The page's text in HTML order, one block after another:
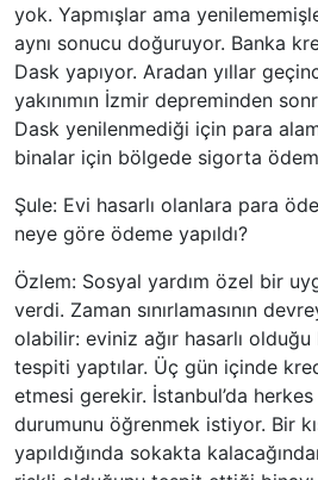
yok. Yapmışlar ama
aynı sonucu doğuruyor. Banka
Dask yapıyor. Aradan yıllar
yakınımın İzmir depreminden
Dask yenilenmediği için para
binalar için bölgede sigorta
Şule: Evi hasarlı olanlara para
neye göre ödeme yapıldı?
Özlem: Sosyal yardım özel bir
verdi. Zaman sınırlamasının
olabilir: eviniz ağır hasarlı olduğu
tespiti yaptılar. Üç gün içinde
etmesi gerekir. İstanbul’da
durumunu öğrenmek istiyor. Bir
yapıldığında sokakta